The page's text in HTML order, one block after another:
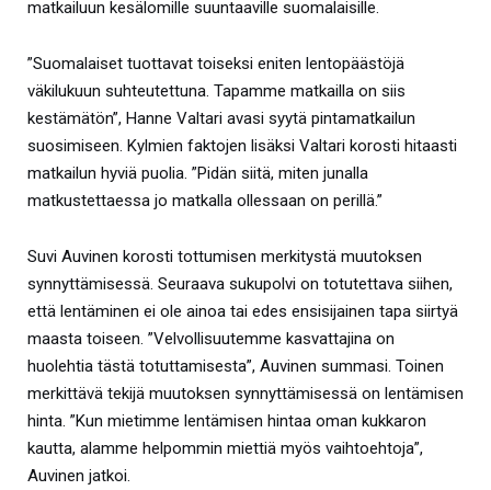
matkailuun kesälomille suuntaaville suomalaisille.
”Suomalaiset tuottavat toiseksi eniten lentopäästöjä
väkilukuun suhteutettuna. Tapamme matkailla on siis
kestämätön”, Hanne Valtari avasi syytä pintamatkailun
suosimiseen. Kylmien faktojen lisäksi Valtari korosti hitaasti
matkailun hyviä puolia. ”Pidän siitä, miten junalla
matkustettaessa jo matkalla ollessaan on perillä.”
Suvi Auvinen korosti tottumisen merkitystä muutoksen
synnyttämisessä. Seuraava sukupolvi on totutettava siihen,
että lentäminen ei ole ainoa tai edes ensisijainen tapa siirtyä
maasta toiseen. ”Velvollisuutemme kasvattajina on
huolehtia tästä totuttamisesta”, Auvinen summasi. Toinen
merkittävä tekijä muutoksen synnyttämisessä on lentämisen
hinta. ”Kun mietimme lentämisen hintaa oman kukkaron
kautta, alamme helpommin miettiä myös vaihtoehtoja”,
Auvinen jatkoi.